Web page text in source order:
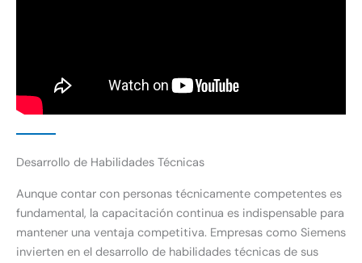
Desarrollo de Habilidades Técnicas
Aunque contar con personas técnicamente competentes es
fundamental, la capacitación continua es indispensable para
mantener una ventaja competitiva. Empresas como Siemens
invierten en el desarrollo de habilidades técnicas de sus